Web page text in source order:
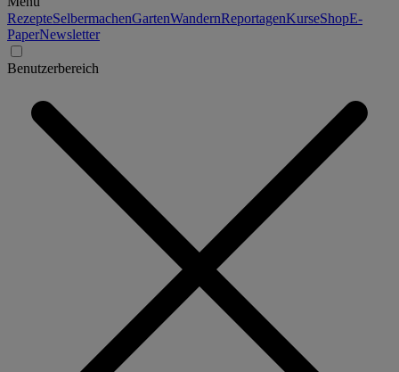
RezepteSelbermachenGartenWandernReportagenKurseShopE-
PaperNewsletter
Benutzerbereich